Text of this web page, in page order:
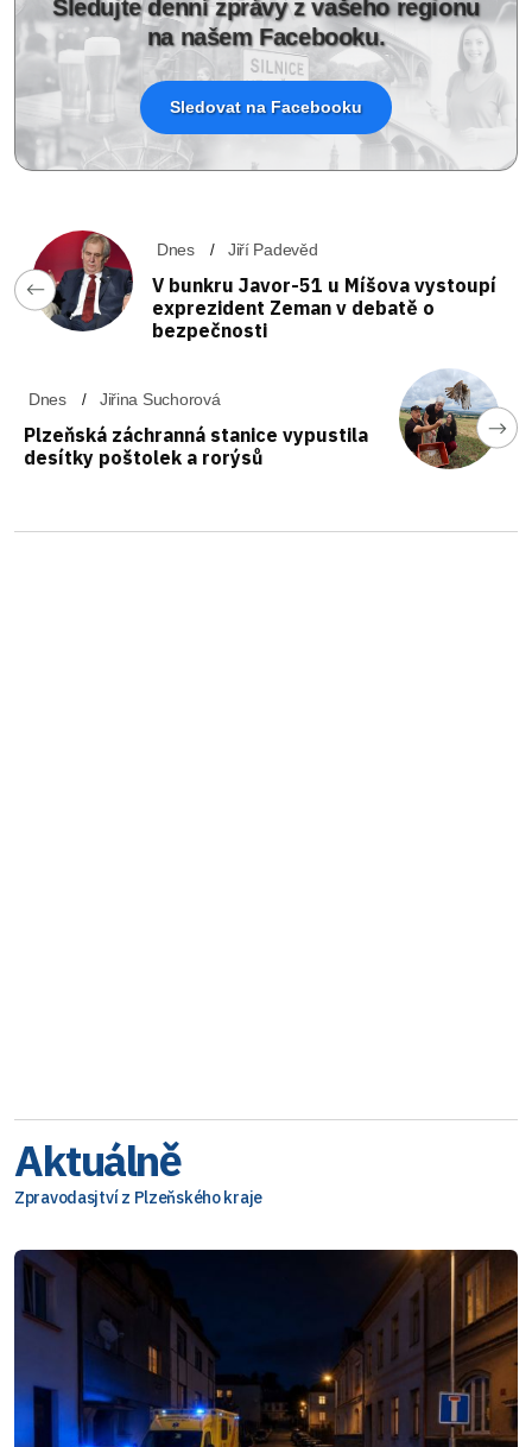
Sledujte denní zprávy z vašeho regionu
na našem Facebooku.
Sledovat na Facebooku
Dnes Jiří Padevěd
V bunkru Javor-51 u Míšova vystoupí
exprezident Zeman v debatě o
bezpečnosti
Dnes Jiřina Suchorová
Plzeňská záchranná stanice vypustila
desítky poštolek a rorýsů
Aktuálně
Zpravodasjtví z Plzeňského kraje